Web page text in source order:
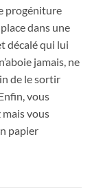
progéniture
dans une
décalé qui lui
jamais, ne
de le sortir
vous
vous
papier